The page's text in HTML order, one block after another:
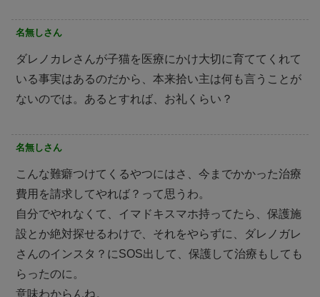
名無しさん
ダレノカレさんが子猫を医療にかけ大切に育ててくれて
いる事実はあるのだから、本来拾い主は何も言うことが
ないのでは。あるとすれば、お礼くらい？
名無しさん
こんな難癖つけてくるやつにはさ、今までかかった治療
費用を請求してやれば？って思うわ。
自分でやれなくて、イマドキスマホ持ってたら、保護施
設とか絶対探せるわけで、それをやらずに、ダレノガレ
さんのインスタ？にSOS出して、保護して治療もしても
らったのに。
意味わからんね。